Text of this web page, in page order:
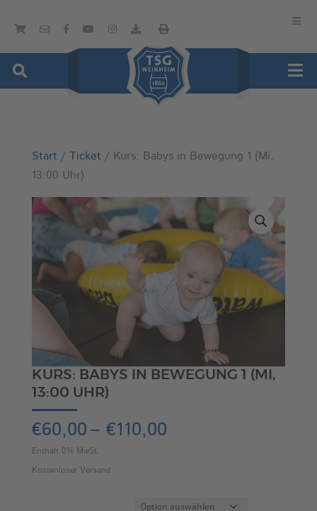
Start / Ticket / Kurs: Babys in Bewegung 1 (Mi,
13:00 Uhr)
KURS: BABYS IN BEWEGUNG 1 (MI,
13:00 UHR)
€60,00 – €110,00Preisspanne:
Enthält 0% MwSt.
Kostenloser Versand